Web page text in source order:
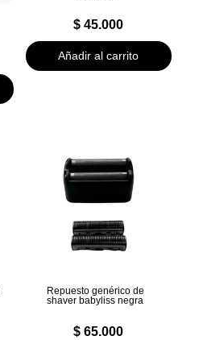
$ 45.000
Añadir al carrito
Repuesto genérico de
shaver babyliss negra
$ 65.000